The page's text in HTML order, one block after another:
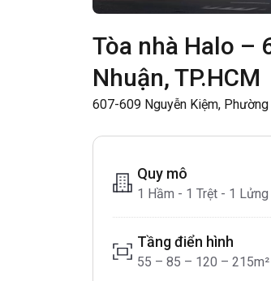
Tòa nhà Halo –
Nhuận, TP.HCM
607-609 Nguyễn Kiệm,
Quy mô
1 Hầm - 1 Trệt - 1
Tầng điển hình
55 – 85 – 120 – 215m²